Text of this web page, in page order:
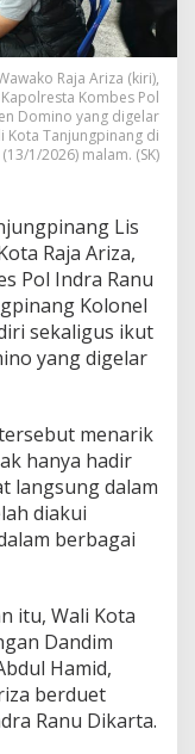
Raja Ariza (kiri),
Kombes Pol
Domino yang digelar
Kota Tanjungpinang di
1/2026) malam. (SK)
Lis
Raja Ariza,
Pol Indra Ranu
Kolonel
sekaligus ikut
yang digelar
menarik
hanya hadir
langsung dalam
diakui
berbagai
itu, Wali Kota
Dandim
Hamid,
berduet
Ranu Dikarta.